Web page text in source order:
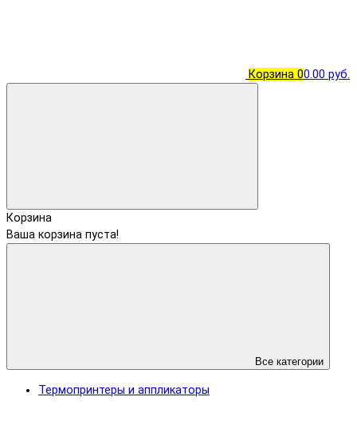
Корзина 00.00 руб.
Корзина
Ваша корзина пуста!
Все категории
Термопринтеры и аппликаторы